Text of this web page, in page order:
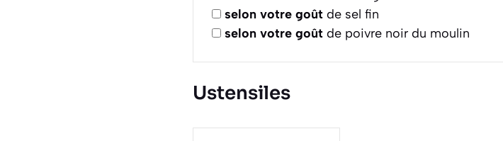
selon votre goût de sel fin
selon votre goût de poivre noir du moulin
Ustensiles